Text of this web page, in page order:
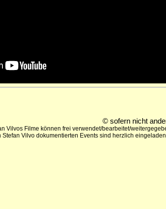
© sofern nicht
Vilvos Filme können frei verwendet/bearbeitet/
Stefan Vilvo dokumentierten Events sind herzlich